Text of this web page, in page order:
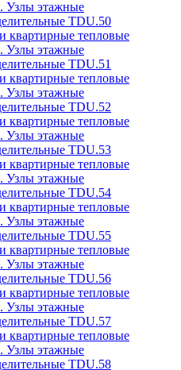
Узлы этажные
TDU.50
квартирные тепловые
Узлы этажные
TDU.51
квартирные тепловые
Узлы этажные
TDU.52
квартирные тепловые
Узлы этажные
TDU.53
квартирные тепловые
Узлы этажные
TDU.54
квартирные тепловые
Узлы этажные
TDU.55
квартирные тепловые
Узлы этажные
TDU.56
квартирные тепловые
Узлы этажные
TDU.57
квартирные тепловые
Узлы этажные
TDU.58